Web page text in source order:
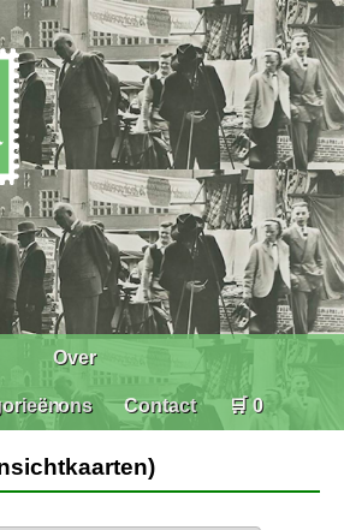
Over
ons Contact 🛒 0